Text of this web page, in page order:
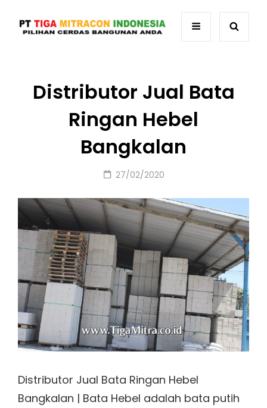
Distributor Jual Bata
Ringan Hebel
Bangkalan
Posted
27/02/2020
Distributor Jual Bata Ringan Hebel
Bangkalan | Bata Hebel adalah bata putih